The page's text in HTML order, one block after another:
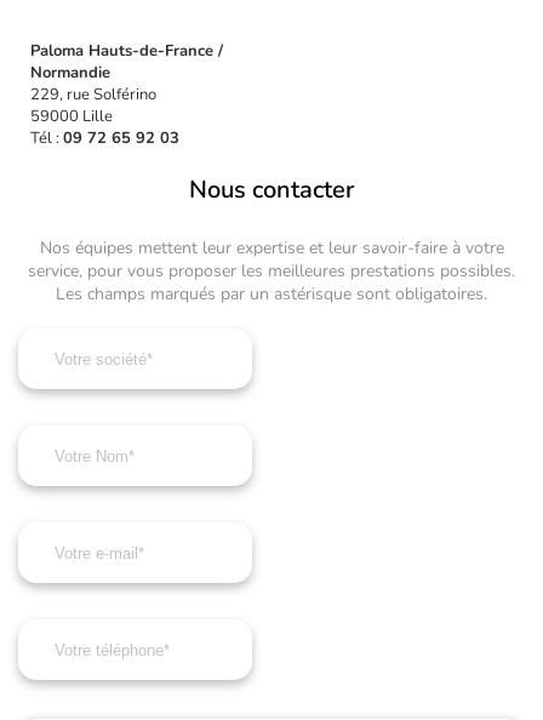
Paloma Hauts-de-France /
Normandie
229, rue Solférino
59000 Lille
Tél : 09 72 65 92 03
Nous contacter
Nos équipes mettent leur expertise et leur savoir-faire à votre
service, pour vous proposer les meilleures prestations possibles.
Les champs marqués par un astérisque sont obligatoires.